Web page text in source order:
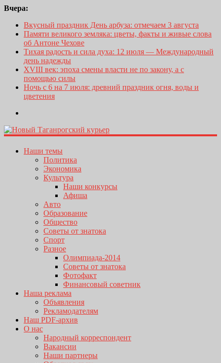
Вчера:
Вкусный праздник День арбуза: отмечаем 3 августа
Памяти великого земляка: цветы, факты и живые слова
об Антоне Чехове
Тихая радость и сила духа: 12 июля — Международный
день надежды
XVIII век: эпоха смены власти не по закону, а с
помощью силы
Ночь с 6 на 7 июля: древний праздник огня, воды и
цветения
Наши темы
Политика
Экономика
Культура
Наши конкурсы
Афиша
Авто
Образование
Общество
Советы от знатока
Спорт
Разное
Олимпиада-2014
Советы от знатока
Фотофакт
Финансовый советник
Наша реклама
Объявления
Рекламодателям
Наш PDF-архив
О нас
Народный корреспондент
Вакансии
Наши партнеры